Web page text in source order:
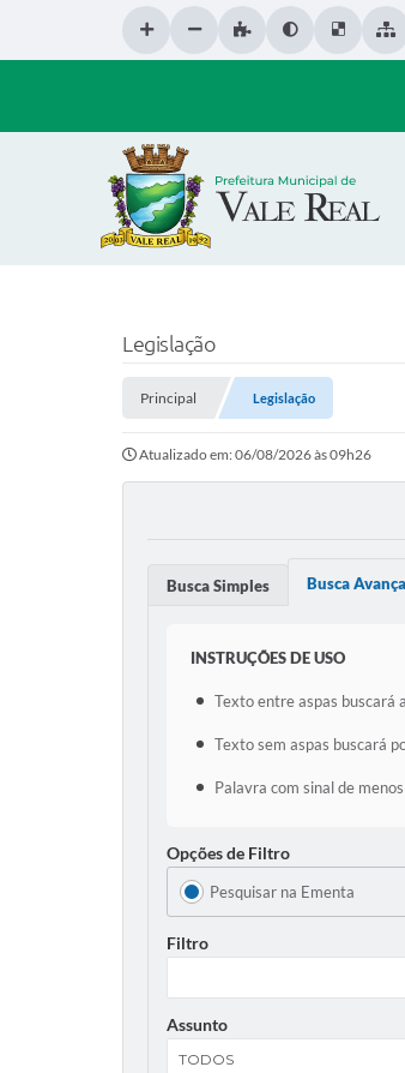
Legislação
Principal Legislação
Atualizado em: 06/08/2026 às 09h26
Busca Simples Busca
INSTRUÇÕES DE USO
Texto entre aspas buscará
Texto sem aspas buscará
Palavra com sinal de
Opções de Filtro
Pesquisar na Ementa
Filtro
Assunto